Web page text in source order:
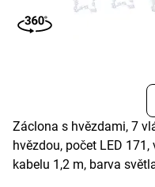
Záclona s hvězdami, 7
hvězdou, počet LED
kabelu 1,2 m, barva